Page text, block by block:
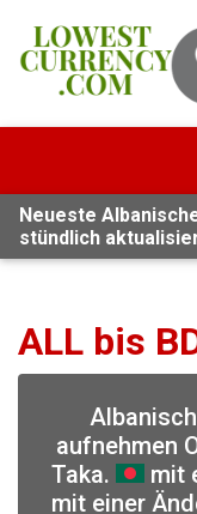
Neueste
stündlich
ALL bis
aufnehmen
Taka.
mit
mit einer